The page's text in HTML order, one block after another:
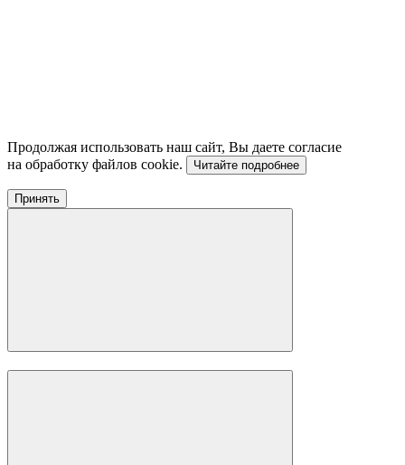
Продолжая использовать наш сайт, Вы даете согласие
на обработку файлов cookie.
Читайте подробнее
Принять